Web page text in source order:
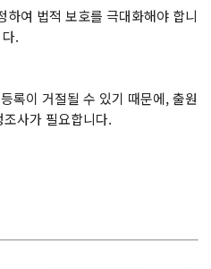
여 법적 보호를 극대화해야 합니
다.
록이 거절될 수 있기 때문에, 출원
사가 필요합니다.